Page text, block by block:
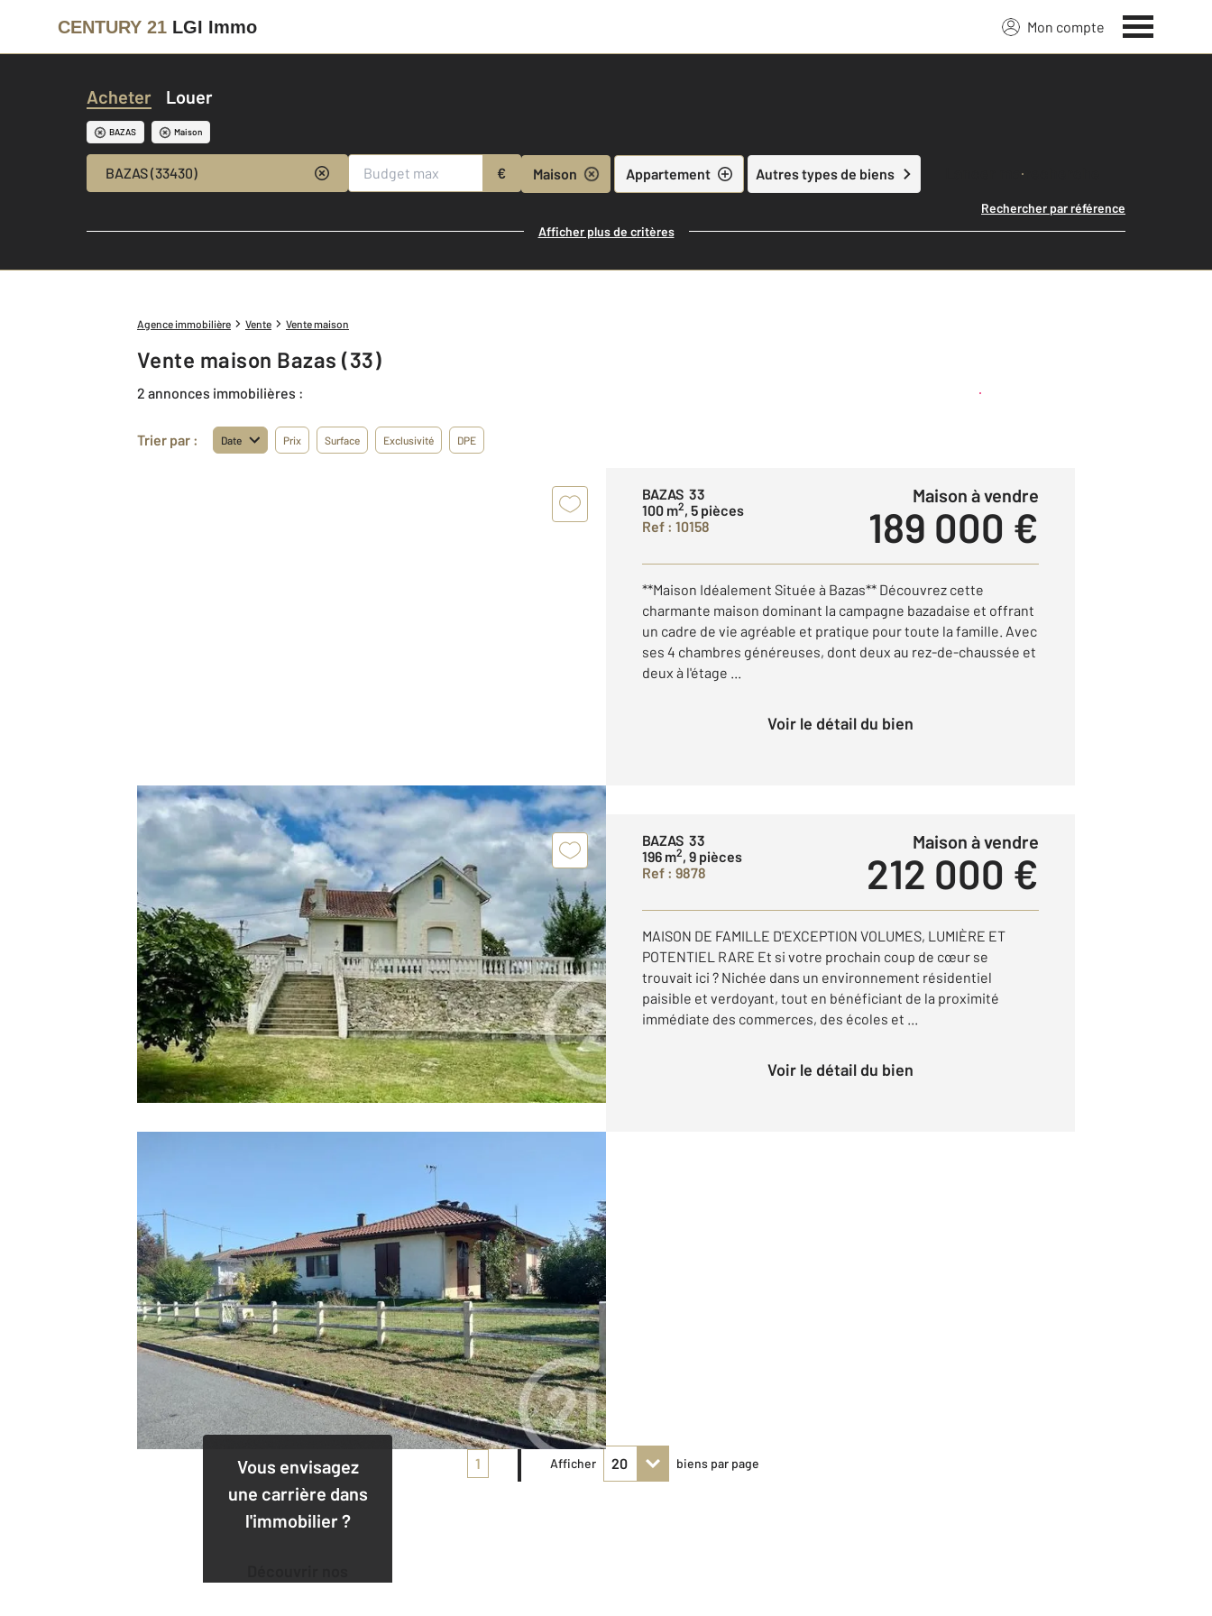
CENTURY 21 LGI Immo Mon compte
Acheter Louer
BAZAS Maison
BAZAS (33430) € Maison Appartement Autres types de biens Lancer ma recherche
Rechercher par référence
Afficher plus de critères
Agence immobilière Vente Vente maison
Vente maison Bazas (33)
2 annonces immobilières : Créer une alerte
Trier par : Date Prix Surface Exclusivité DPE
BAZAS 33
100 m2, 5 pièces
Ref : 10158
Maison à vendre
189 000 €
**Maison Idéalement Située à Bazas** Découvrez cette
charmante maison dominant la campagne bazadaise et offrant
un cadre de vie agréable et pratique pour toute la famille. Avec
ses 4 chambres généreuses, dont deux au rez-de-chaussée et
deux à l'étage ...
Voir le détail du bien
BAZAS 33
196 m2, 9 pièces
Ref : 9878
Maison à vendre
212 000 €
MAISON DE FAMILLE D'EXCEPTION VOLUMES, LUMIÈRE ET
POTENTIEL RARE Et si votre prochain coup de cœur se
trouvait ici ? Nichée dans un environnement résidentiel
paisible et verdoyant, tout en bénéficiant de la proximité
immédiate des commerces, des écoles et ...
Voir le détail du bien
Vous envisagez
une carrière dans
l'immobilier ?
1 Afficher biens par page